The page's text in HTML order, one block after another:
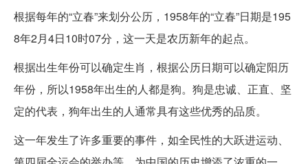
根据每年的“立春”来划分公历，1958年的“立春”日期是195
8年2月4日10时07分，这一天是农历新年的起点。
根据出生年份可以确定生肖，根据公历日期可以确定阳历
年份，所以1958年出生的人都是狗。狗是忠诚、正直、坚
定的代表，狗年出生的人通常具有这些优秀的品质。
这一年发生了许多重要的事件，如全民性的大跃进运动、